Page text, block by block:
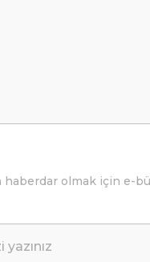
haberdar olmak için e-